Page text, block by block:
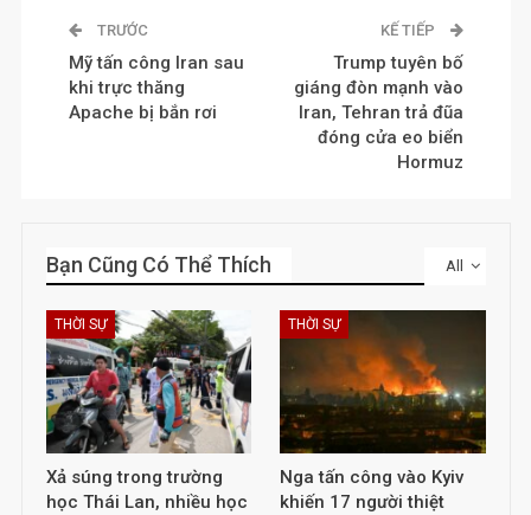
TRƯỚC
Mỹ tấn công Iran sau
khi trực thăng
Apache bị bắn rơi
KẾ TIẾP
Trump tuyên bố
giáng đòn mạnh vào
Iran, Tehran trả đũa
đóng cửa eo biển
Hormuz
All
Bạn Cũng Có Thể Thích
THỜI SỰ
Xả súng trong trường
học Thái Lan, nhiều học
THỜI SỰ
Nga tấn công vào Kyiv
khiến 17 người thiệt